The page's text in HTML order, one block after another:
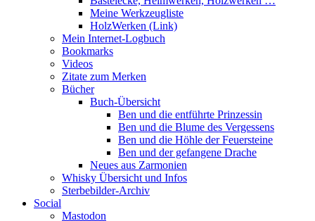
Meine Werkzeugliste
HolzWerken (Link)
Mein Internet-Logbuch
Bookmarks
Videos
Zitate zum Merken
Bücher
Buch-Übersicht
Ben und die entführte Prinzessin
Ben und die Blume des Vergessens
Ben und die Höhle der Feuersteine
Ben und der gefangene Drache
Neues aus Zarmonien
Whisky Übersicht und Infos
Sterbebilder-Archiv
Social
Mastodon